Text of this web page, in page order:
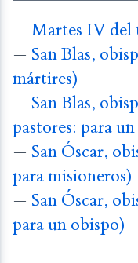
— Martes IV del
— San Blas,
mártires)
— San Blas,
pastores: para
— San Óscar,
para misioneros)
— San Óscar,
para un obispo)